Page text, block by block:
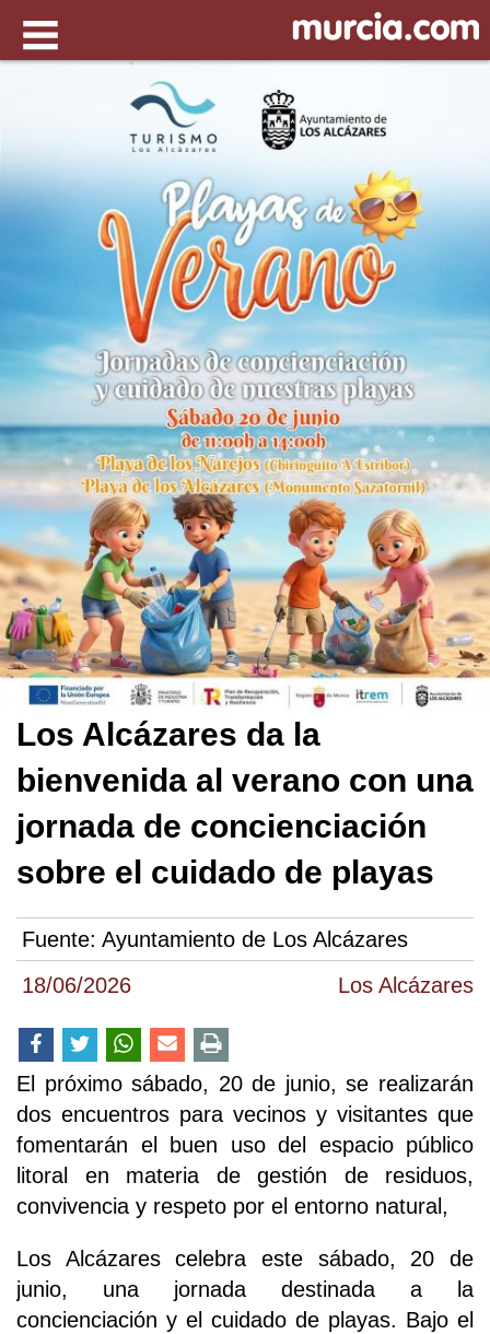
18/06/2026 Los Alcázares
Los Alcázares da la
bienvenida al verano con una
jornada de concienciación
sobre el cuidado de playas
Fuente: Ayuntamiento de Los Alcázares
El próximo sábado, 20 de junio, se realizarán
dos encuentros para vecinos y visitantes que
fomentarán el buen uso del espacio público
litoral en materia de gestión de residuos,
convivencia y respeto por el entorno natural,
Los Alcázares celebra este sábado, 20 de
junio, una jornada destinada a la
concienciación y el cuidado de playas. Bajo el